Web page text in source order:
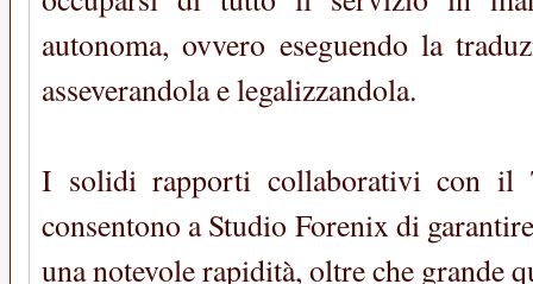
autonoma, ovvero eseguendo la
asseverandola e legalizzandola.
I solidi rapporti collaborativi con il
consentono a Studio Forenix di
una notevole rapidità, oltre che grande